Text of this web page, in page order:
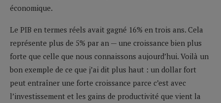
économique.
Le PIB en termes réels avait gagné 16% en trois ans. Cela
représente plus de 5% par an — une croissance bien plus
forte que celle que nous connaissons aujourd’hui. Voilà un
bon exemple de ce que j’ai dit plus haut : un dollar fort
peut entraîner une forte croissance parce c’est avec
l’investissement et les gains de productivité que vient la